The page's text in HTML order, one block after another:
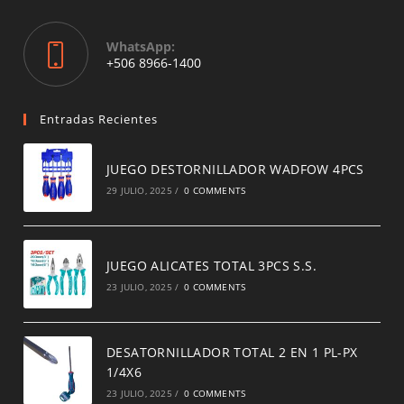
WhatsApp:
+506 8966-1400Opens
Entradas Recientes
JUEGO DESTORNILLADOR WADFOW 4PCS
29 JULIO, 2025 / 0 COMMENTS
JUEGO ALICATES TOTAL 3PCS S.S.
23 JULIO, 2025 / 0 COMMENTS
DESATORNILLADOR TOTAL 2 EN 1 PL-PX
1/4X6
23 JULIO, 2025 / 0 COMMENTS